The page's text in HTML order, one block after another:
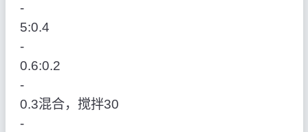
‑
5:0.4
‑
0.6:0.2
‑
0.3混合，搅拌30
‑